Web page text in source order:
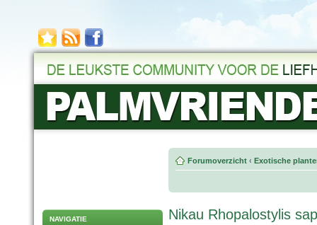
NAVIGATIE
Forumoverzicht ‹ Exotische
Nikau Rhopalostylis